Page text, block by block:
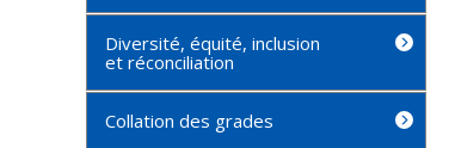
Diversité, équité, inclusion
et réconciliation
Collation des grades